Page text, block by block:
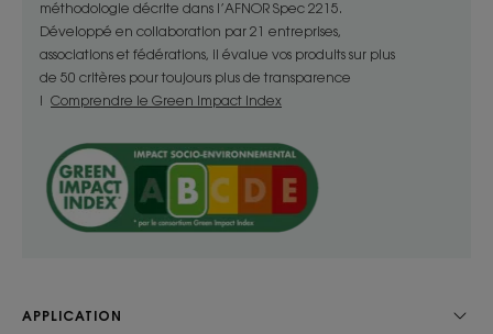
cheveux après avoir laissé
poser 2 minutes le shampoing
sec. Elimination des résidus et
du sébum assurés !
Avantages
en remplaçant un shampoing par semaine par un
méthodologie décrite dans l’AFNOR Spec 2215.
Développé en collaboration par 21 entreprises,
associations et fédérations, il évalue vos produits sur plus
de 50 critères pour toujours plus de transparence
! Comprendre le Green Impact Index
APPLICATION